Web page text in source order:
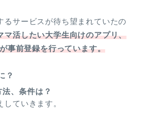
るサービスが待ち望まれていたの
マ活したい大学生向けのアプリ、
事前登録を行っています。
？
、条件は？
していきます。